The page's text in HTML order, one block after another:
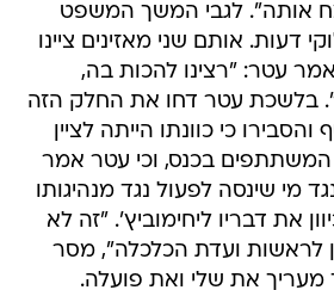
אותה". לגבי המשך המשפט
דעות. אותם שני מאזינים ציינו
עטר: "רצינו להכות בה,
בלשכת עטר דחו את החלק הזה
כי כוונתו הייתה לציין
המשתתפים בכנס, וכי עטר אמר
מי שינסה לפעול נגד מנהיגותו
את דבריו ליחימוביץ'. "זה לא
לראשות ועדת הכלכלה", מסר
מעריך את שלי ואת פועלה.